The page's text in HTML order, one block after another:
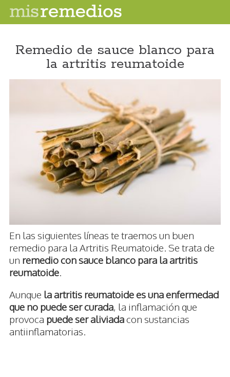
Remedio de sauce blanco para
la artritis reumatoide
En las siguientes líneas te traemos un buen
remedio para la Artritis Reumatoide. Se trata de
un remedio con sauce blanco para la artritis
reumatoide.
Aunque la artritis reumatoide es una enfermedad
que no puede ser curada, la inflamación que
provoca puede ser aliviadacon sustancias
antiinflamatorias.